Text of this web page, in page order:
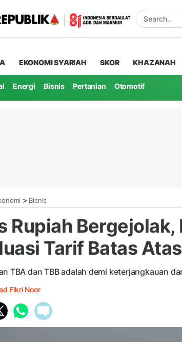
EKONOMI SYARIAH SKOR KHAZANAH
Energi Bisnis Pertanian Otomotif
> Bisnis
Rupiah Bergejolak,
Tarif Batas
TBA dan TBB adalah demi keterjangkauan
Fikri Noor